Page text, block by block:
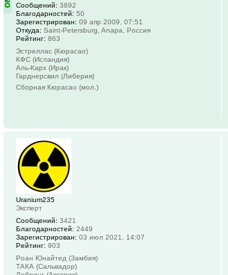
Сообщений: 3892
Благодарностей: 50
Зарегистрирован: 09 апр 2009, 07:51
Откуда: Saint-Petersburg, Anapa, Россия
Рейтинг: 863
Эстреллас (Кюрасао)
КФС (Исландия)
Аль-Карх (Ирак)
Гарднерсвил (Либерия)
Сборная Кюрасао (мол.)
Uranium235
Эксперт
Сообщений: 3421
Благодарностей: 2449
Зарегистрирован: 03 июл 2021, 14:07
Рейтинг: 903
Роан Юнайтед (Замбия)
ТАКА (Сальвадор)